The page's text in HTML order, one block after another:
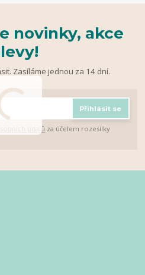
novinky, akce
Zasíláme jednou za 14 dní.
Přihlásit se
údajů za účelem rozesílky